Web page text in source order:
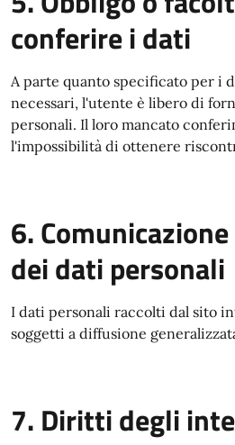
conferire i dati
A parte quanto specificato per i
necessari, l'utente è libero di
personali. Il loro mancato
l'impossibilità di ottenere
6.
dei dati personali
I dati personali raccolti dal sito
soggetti a diffusione
7. Diritti degli